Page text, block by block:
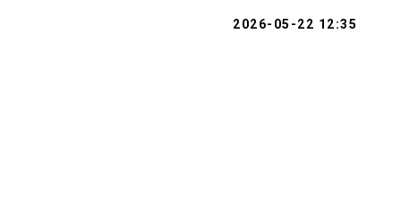
2026-05-22 12:35